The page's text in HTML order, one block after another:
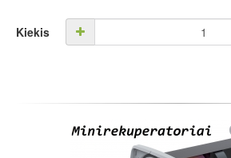
Kiekis